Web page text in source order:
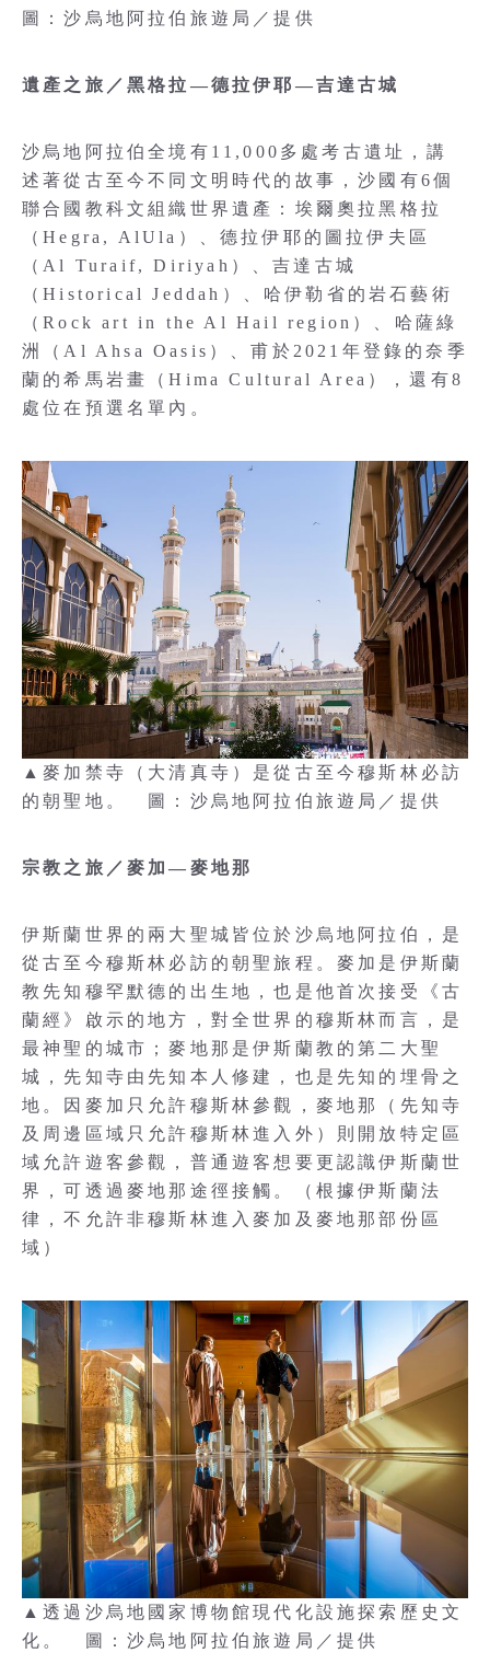
圖：沙烏地阿拉伯旅遊局／提供
遺產之旅／黑格拉—德拉伊耶—吉達古城
沙烏地阿拉伯全境有11,000多處考古遺址，講
述著從古至今不同文明時代的故事，沙國有6個
聯合國教科文組織世界遺產：埃爾奧拉黑格拉
（Hegra, AlUla）、德拉伊耶的圖拉伊夫區
（Al Turaif, Diriyah）、吉達古城
（Historical Jeddah）、哈伊勒省的岩石藝術
（Rock art in the Al Hail region）、哈薩綠
洲（Al Ahsa Oasis）、甫於2021年登錄的奈季
蘭的希馬岩畫（Hima Cultural Area），還有8
處位在預選名單內。
▲麥加禁寺（大清真寺）是從古至今穆斯林必訪
的朝聖地。 圖：沙烏地阿拉伯旅遊局／提供
宗教之旅／麥加—麥地那
伊斯蘭世界的兩大聖城皆位於沙烏地阿拉伯，是
從古至今穆斯林必訪的朝聖旅程。麥加是伊斯蘭
教先知穆罕默德的出生地，也是他首次接受《古
蘭經》啟示的地方，對全世界的穆斯林而言，是
最神聖的城市；麥地那是伊斯蘭教的第二大聖
城，先知寺由先知本人修建，也是先知的埋骨之
地。因麥加只允許穆斯林參觀，麥地那（先知寺
及周邊區域只允許穆斯林進入外）則開放特定區
域允許遊客參觀，普通遊客想要更認識伊斯蘭世
界，可透過麥地那途徑接觸。（根據伊斯蘭法
律，不允許非穆斯林進入麥加及麥地那部份區
域）
▲透過沙烏地國家博物館現代化設施探索歷史文
化。 圖：沙烏地阿拉伯旅遊局／提供